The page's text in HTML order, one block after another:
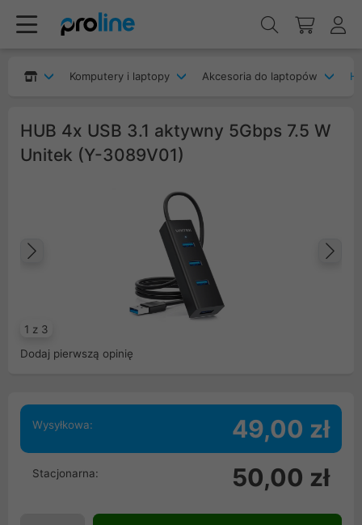
Komputery i laptopy Akcesoria do laptopów
HUB 4x USB 3.1 aktywny 5Gbps 7.5 W
Unitek (Y-3089V01)
1 z 3
Dodaj pierwszą opinię
Wysyłkowa: 49,00 zł
Stacjonarna: 50,00 zł